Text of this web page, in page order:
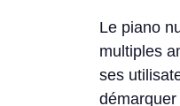
Le piano
multiples
ses